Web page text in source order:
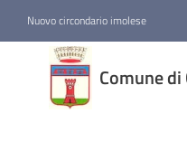
Nuovo circondario imolese
Comune
Comune di